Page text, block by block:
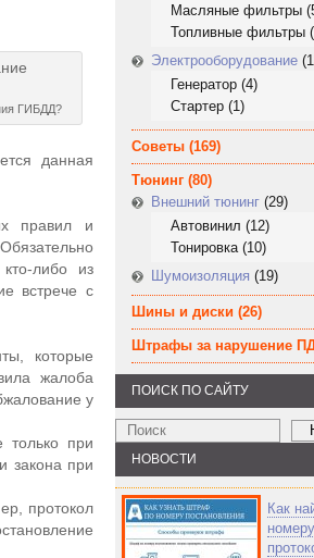
ГИБДД?
данная
правил и
либо из
встрече с
которые
жалоба
у
только при
закона при
протокол
Масляные фильтры
Топливные фильтры
Электрооборудование
Генератор (4)
Стартер (1)
Советы (169)
Тюнинг (80)
Внешний тюнинг (29)
Автовинил (12)
Тонировка(10)
Шумоизоляция (19)
Шины и диски (26)
Штрафы за нарушение
ПОИСК ПО САЙТУ
НОВОСТИ
Как
номеру